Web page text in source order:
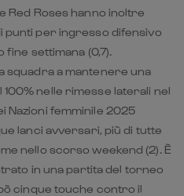
Red Roses hanno inoltre
punti per ingresso difensivo
settimana (0,7).
squadra a mantenere una
nelle rimesse laterali nel
Nazioni femminile 2025
lanci avversari, più di tutte
nello scorso weekend (2). È
in una partita del torneo
cinque touche contro il